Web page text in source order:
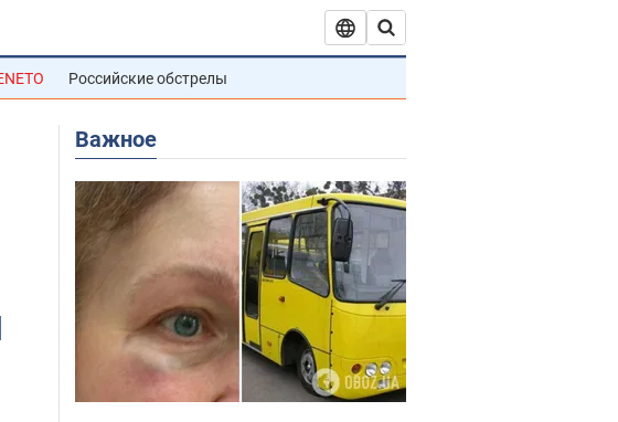
Российские обстрелы
Важное